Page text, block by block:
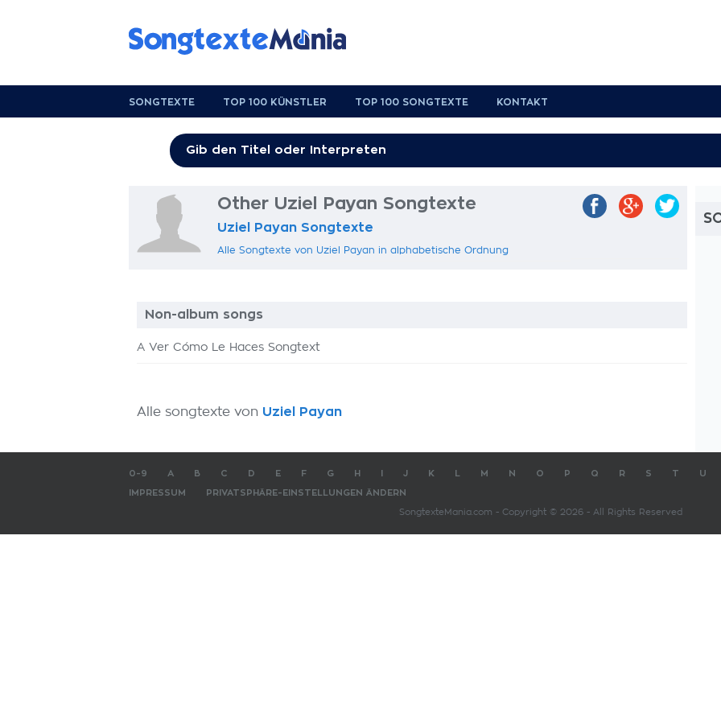
SONGTEXTE TOP 100 KÜNSTLER TOP 100 SONGTEXTE KONTAKT
Other Uziel Payan Songtexte
Uziel Payan Songtexte
Alle Songtexte von Uziel Payan in alphabetische Ordnung
Non-album songs
A Ver Cómo Le Haces Songtext
Alle songtexte von Uziel Payan
0-9 A B C D E F G H J K M N O P Q R S T U
IMPRESSUM PRIVATSPHÄRE-EINSTELLUNGEN ÄNDERN
SongtexteMania.com - Copyright © 2026 - All Rights Reserved